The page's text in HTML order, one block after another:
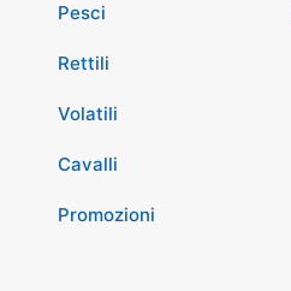
Pesci
Rettili
Volatili
Cavalli
Promozioni